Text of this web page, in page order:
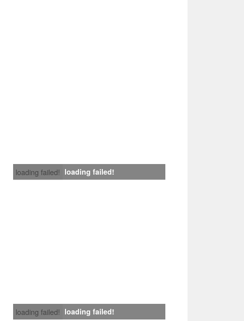
loading failed! loading failed!
loading failed! loading failed!